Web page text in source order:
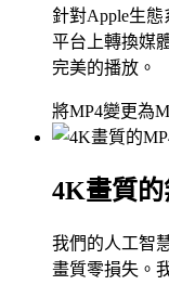
針對Apple生
平台上轉換媒
完美的播放。
將MP4變更為
4K畫質
我們的人工智
畫質零損失。